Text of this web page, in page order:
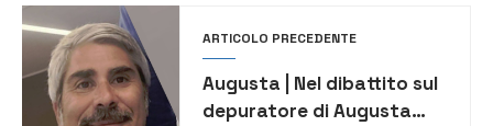
ARTICOLO PRECEDENTE
Augusta | Nel dibattito sul
depuratore di Augusta